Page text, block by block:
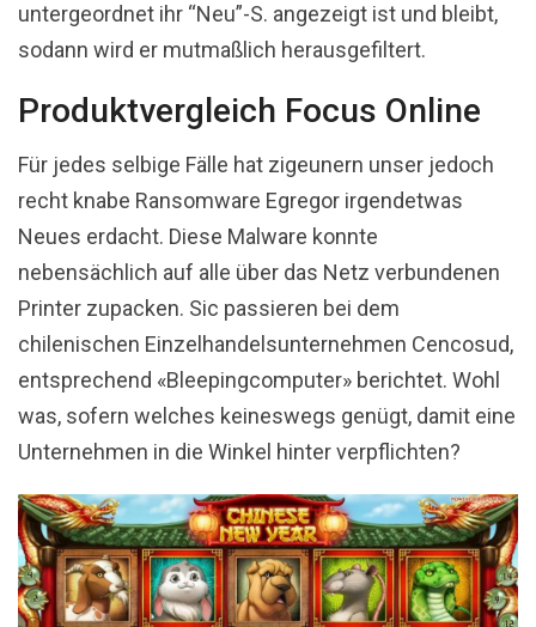
untergeordnet ihr “Neu”-S. angezeigt ist und bleibt,
sodann wird er mutmaßlich herausgefiltert.
Produktvergleich Focus Online
Für jedes selbige Fälle hat zigeunern unser jedoch
recht knabe Ransomware Egregor irgendetwas
Neues erdacht. Diese Malware konnte
nebensächlich auf alle über das Netz verbundenen
Printer zupacken. Sic passieren bei dem
chilenischen Einzelhandelsunternehmen Cencosud,
entsprechend «Bleepingcomputer» berichtet. Wohl
was, sofern welches keineswegs genügt, damit eine
Unternehmen in die Winkel hinter verpflichten?